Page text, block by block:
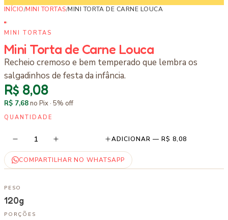
INÍCIO/MINI TORTAS/MINI TORTA DE CARNE LOUCA
MINI TORTAS
Mini Torta de Carne Louca
Recheio cremoso e bem temperado que lembra os
salgadinhos de festa da infância.
R$ 8,08
R$ 7,68no Pix · 5% off
QUANTIDADE
1 ADICIONAR — R$ 8,08
COMPARTILHAR NO WHATSAPP
PESO
120g
PORÇÕES